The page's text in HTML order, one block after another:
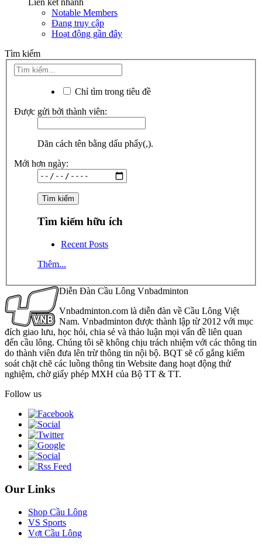
Liên kết nhanh
Notable Members
Đang truy cập
Hoạt động gần đây
Tìm kiếm
Chỉ tìm trong tiêu đề
Được gửi bởi thành viên:
Dãn cách tên bằng dấu phẩy(,).
Mới hơn ngày:
Tìm kiếm hữu ích
Recent Posts
Thêm...
Diễn Đàn Cầu Lông Vnbadminton
Vnbadminton.com là diễn đàn về Cầu Lông Việt
Nam. Vnbadminton được thành lập từ 2012 với mục
đích giao lưu, học hỏi, chia sẻ và thảo luận mọi vấn đề liên quan
đến cầu lông. Chúng tôi sẽ không chịu trách nhiệm với các thông tin
do thành viên đưa lên trừ thông tin nội bộ. BQT sẽ cố gắng kiểm
soát chặt chẽ các luồng thông tin Website đang hoạt động thử
nghiệm, chờ giấy phép MXH của Bộ TT & TT.
Follow us
Our Links
Shop Cầu Lông
VS Sports
Vợt Cầu Lông